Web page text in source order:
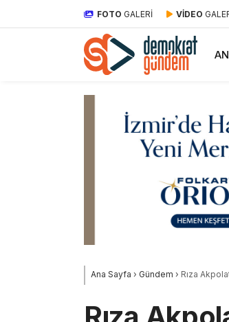
FOTO GALERİ VİDEO
Ana Sayfa › Gündem › Rıza